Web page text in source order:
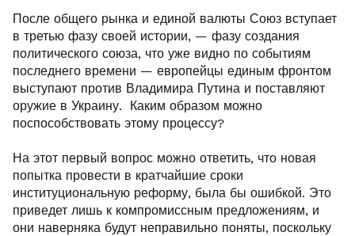
После общего рынка и единой валюты Союз вступает
в третью фазу своей истории, — фазу создания
политического союза, что уже видно по событиям
последнего времени — европейцы единым фронтом
выступают против Владимира Путина и поставляют
оружие в Украину. Каким образом можно
поспособствовать этому процессу?
На этот первый вопрос можно ответить, что новая
попытка провести в кратчайшие сроки
институциональную реформу, была бы ошибкой. Это
приведет лишь к компромиссным предложениям, и
они наверняка будут неправильно поняты, поскольку